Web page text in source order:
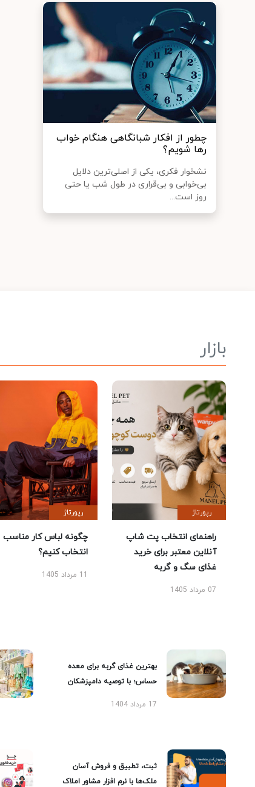
چطور از افکار شبانگاهی هنگام خواب
رها شویم؟
نشخوار فکری، یکی از اصلی‌ترین دلایل
بی‌خوابی و بی‌قراری در طول شب یا حتی
روز است...
بازار
رپورتاژ
راهنمای انتخاب پت شاپ
آنلاین معتبر برای خرید
غذای سگ و گربه
07 مرداد 1405
رپورتاژ
چگونه لباس کار مناسب
انتخاب کنیم؟
11 مرداد 1405
بهترین غذای گربه برای معده
حساس؛ با توصیه دامپزشکان
17 مرداد 1404
ثبت، تطبیق و فروش آسان
ملک‌ها با نرم افزار مشاور املاک